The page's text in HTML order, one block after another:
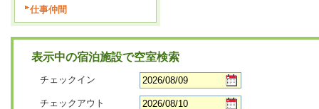
仕事仲間
表示中の宿泊施設で空室検索
チェックイン
チェックアウト